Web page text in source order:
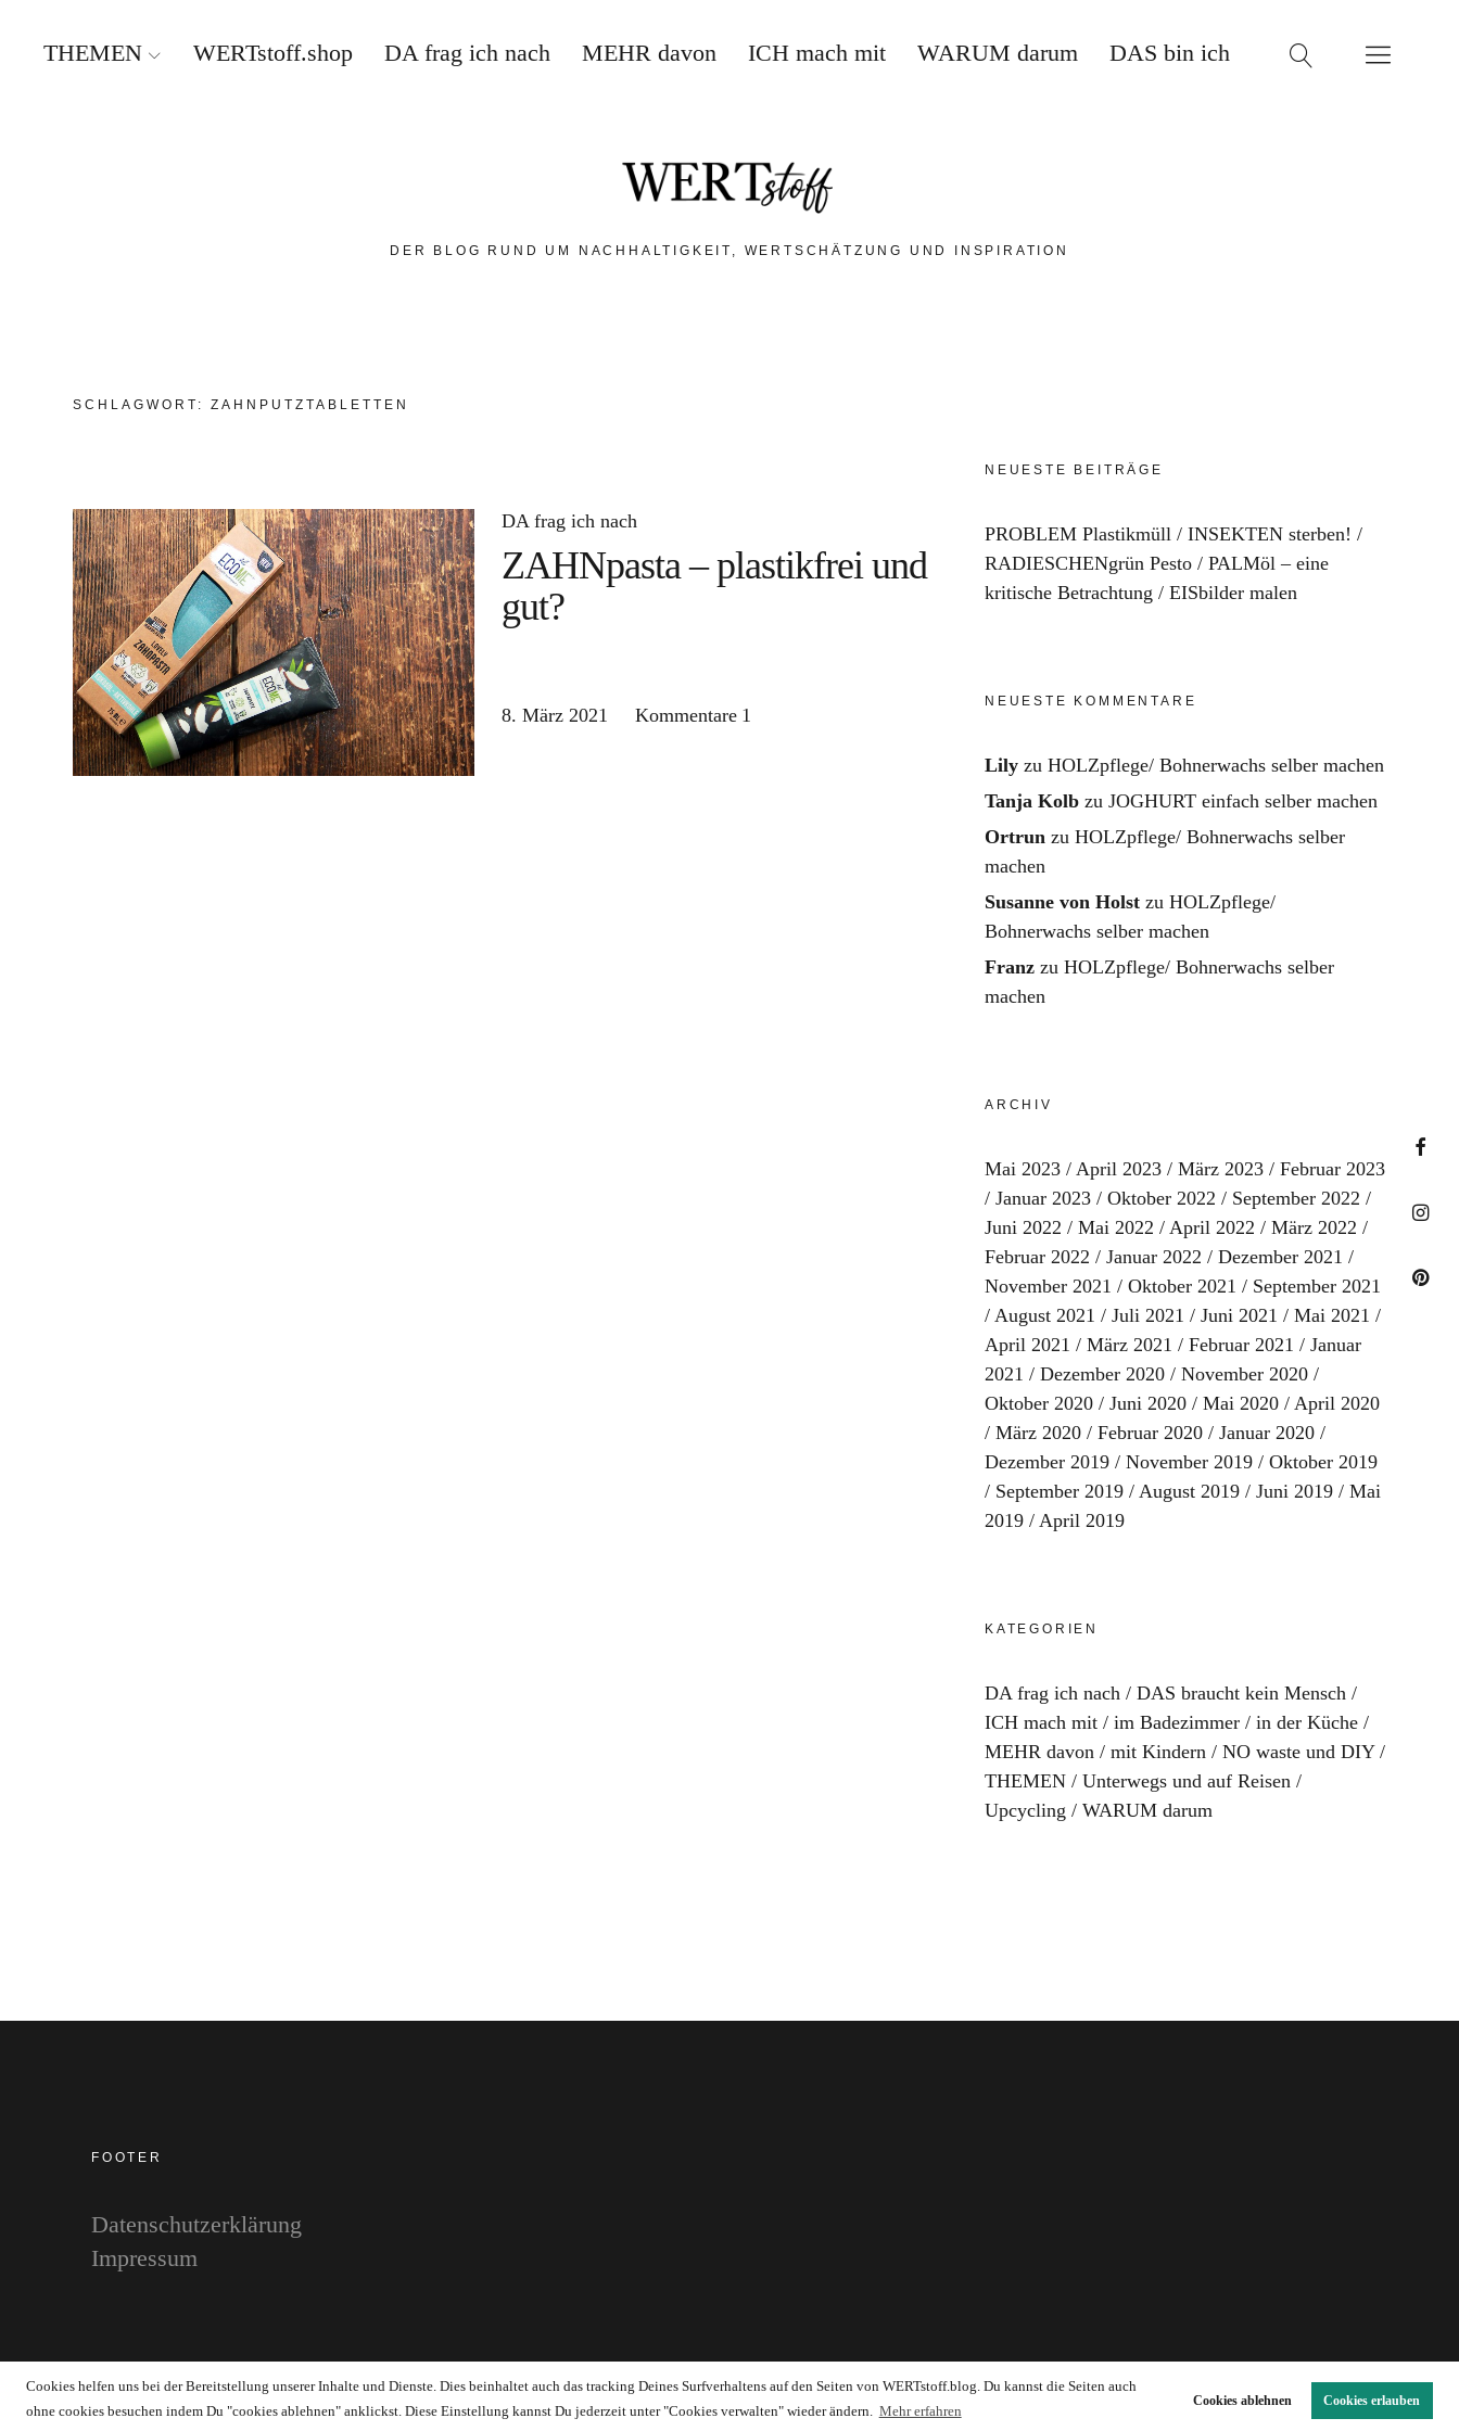
Cookies helfen uns bei der Bereitstellung unserer Inhalte und Dienste. Dies beinhaltet auch das tracking Deines Surfverhaltens auf den Seiten von WERTstoff.blog. Du kannst die Seiten auch
ohne cookies besuchen indem Du "cookies ablehnen" anklickst. Diese Einstellung kannst Du jederzeit unter "Cookies verwalten" wieder ändern. Mehr erfahren
Cookies ablehnen Cookies erlauben
THEMEN WERTstoff.shop DA frag ich nach MEHR davon ICH mach mit WARUM darum DAS bin ich
DER BLOG RUND UM NACHHALTIGKEIT, WERTSCHÄTZUNG UND INSPIRATION
SCHLAGWORT: ZAHNPUTZTABLETTEN
DA frag ich nach
ZAHNpasta – plastikfrei und
gut?
8. März 2021 Kommentare 1
NEUESTE BEITRÄGE
PROBLEM Plastikmüll
INSEKTEN sterben!
RADIESCHENgrün Pesto
PALMöl – eine
kritische Betrachtung
EISbilder malen
NEUESTE KOMMENTARE
Lily zu HOLZpflege/ Bohnerwachs selber machen
Tanja Kolb zu JOGHURT einfach selber machen
Ortrun zu HOLZpflege/ Bohnerwachs selber
machen
Susanne von Holst zu HOLZpflege/
Bohnerwachs selber machen
Franz zu HOLZpflege/ Bohnerwachs selber
machen
ARCHIV
Mai 2023 April 2023 März 2023
Februar 2023
Januar 2023
Oktober 2022
September 2022
Juni 2022
Mai 2022 April 2022
März 2022
Februar 2022
Januar 2022
Dezember 2021
November 2021
Oktober 2021
September 2021
August 2021
Juli 2021 Juni 2021
Mai 2021
April 2021
März 2021 Februar 2021
Januar
2021
Dezember 2020
November 2020
Oktober 2020
Juni 2020 Mai 2020
April 2020
März 2020
Februar 2020
Januar 2020
Dezember 2019
November 2019
Oktober 2019
September 2019
August 2019 Juni 2019
Mai
2019
April 2019
KATEGORIEN
DA frag ich nach
DAS braucht kein Mensch
ICH mach mit
im Badezimmer
in der Küche
MEHR davon
mit Kindern
NO waste und DIY
THEMEN
Unterwegs und auf Reisen
Upcycling
WARUM darum
FOOTER
Datenschutzerklärung
Impressum
Copyright © 2026 WERTstoff.blog